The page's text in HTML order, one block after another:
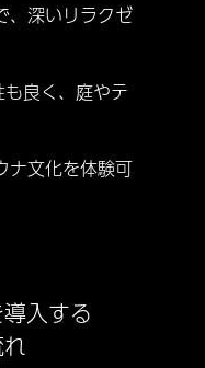
、深いリラクゼ
良く、庭やテ
ナ文化を体験可
入する